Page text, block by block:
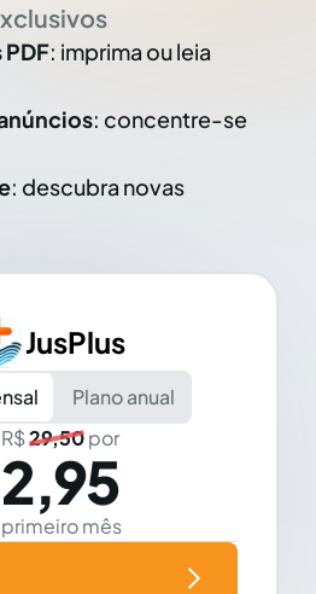
: imprima ou leia
: concentre-se
: descubra novas
JusPlus
Plano anual
29,50por
2,95
mês